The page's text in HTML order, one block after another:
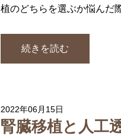
植のどちらを選ぶか悩んだ
続きを読む
2022年06月15日
腎臓移植と人工